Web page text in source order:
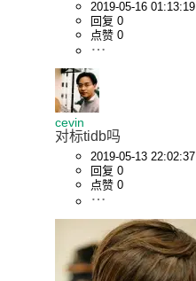
2019-05-16 01:13:19
回复 0
点赞 0
cevin
对标tidb吗
2019-05-13 22:02:37
回复 0
点赞 0